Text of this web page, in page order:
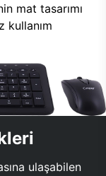
mat tasarımı
kullanım
ulaşabilen